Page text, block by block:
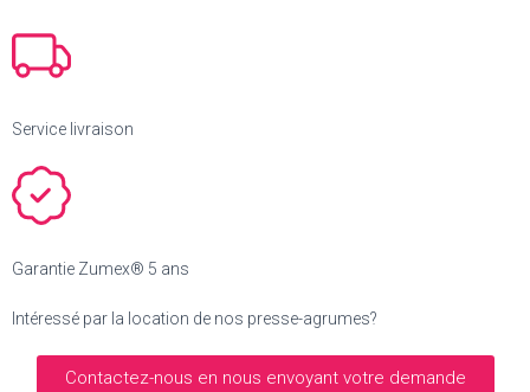
Service livraison
Garantie Zumex® 5 ans
Intéressé par la location de nos presse-agrumes?
Contactez-nous en nous envoyant votre demande